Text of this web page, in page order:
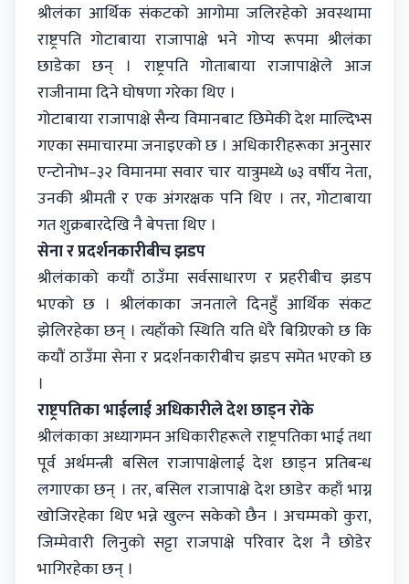
श्रीलंका आर्थिक संकटको आगोमा जलिरहेको अवस्थामा
राष्ट्रपति गोटाबाया राजापाक्षे भने गोप्य रूपमा श्रीलंका
छाडेका छन् । राष्ट्रपति गोताबाया राजापाक्षेले आज
राजीनामा दिने घोषणा गरेका थिए ।
गोटाबाया राजापाक्षे सैन्य विमानबाट छिमेकी देश माल्दिभ्स
गएका समाचारमा जनाइएको छ । अधिकारीहरूका अनुसार
एन्टोनोभ–३२ विमानमा सवार चार यात्रुमध्ये ७३ वर्षीय नेता,
उनकी श्रीमती र एक अंगरक्षक पनि थिए । तर, गोटाबाया
गत शुक्रबारदेखि नै बेपत्ता थिए ।
सेना र प्रदर्शनकारीबीच झडप
श्रीलंकाको कयौं ठाउँमा सर्वसाधारण र प्रहरीबीच झडप
भएको छ । श्रीलंकाका जनताले दिनहुँ आर्थिक संकट
झेलिरहेका छन् । त्यहाँको स्थिति यति धेरै बिग्रिएको छ कि
कयौं ठाउँमा सेना र प्रदर्शनकारीबीच झडप समेत भएको छ
।
राष्ट्रपतिका भाईलाई अधिकारीले देश छाड्न रोके
श्रीलंकाका अध्यागमन अधिकारीहरूले राष्ट्रपतिका भाई तथा
पूर्व अर्थमन्त्री बसिल राजापाक्षेलाई देश छाड्न प्रतिबन्ध
लगाएका छन् । तर, बसिल राजापाक्षे देश छाडेर कहाँ भाग्न
खोजिरहेका थिए भन्ने खुल्न सकेको छैन । अचम्मको कुरा,
जिम्मेवारी लिनुको सट्टा राजपाक्षे परिवार देश नै छोडेर
भागिरहेका छन् ।